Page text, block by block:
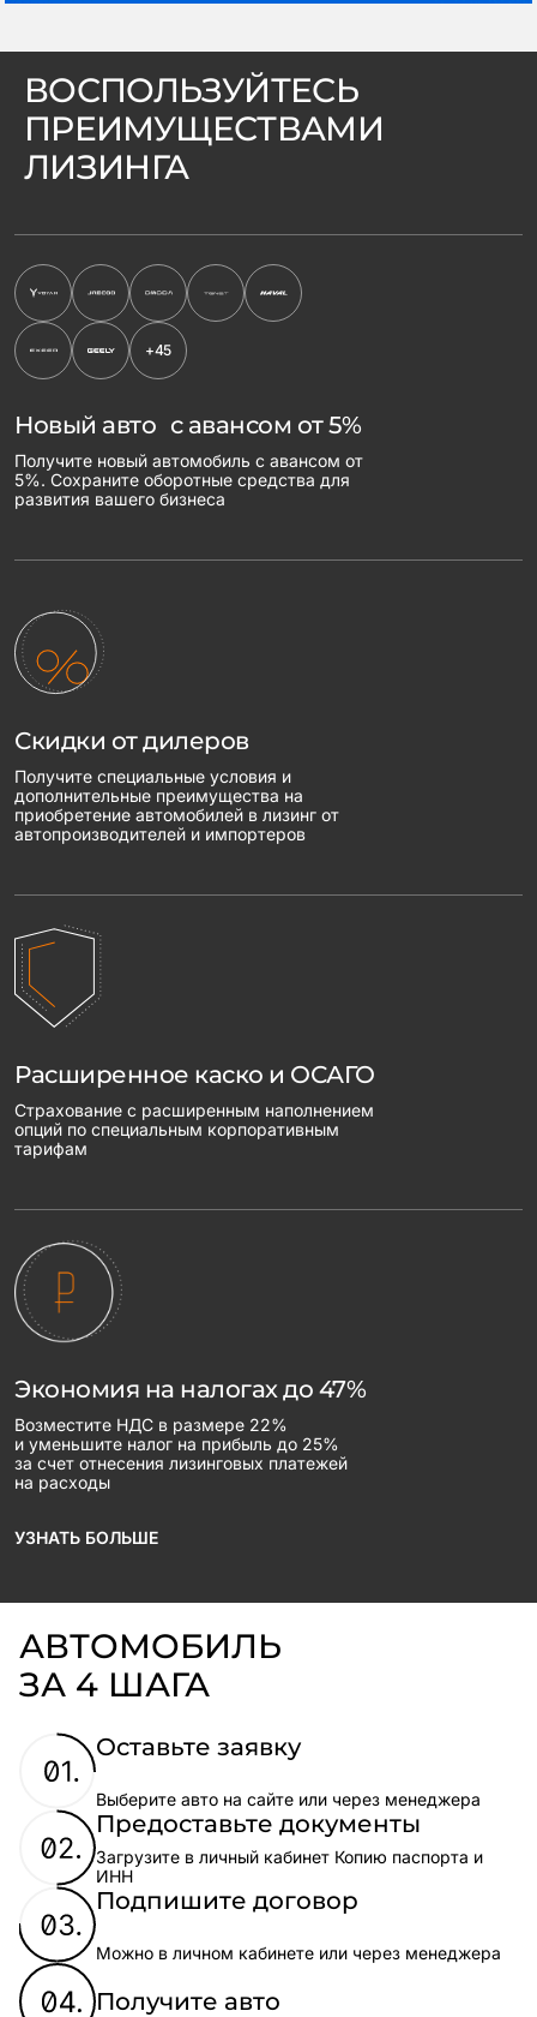
ВОСПОЛЬЗУЙТЕСЬ
ПРЕИМУЩЕСТВАМИ
ЛИЗИНГА
+45
Новый авто с авансом от 5%
Получите новый автомобиль с авансом от
5%. Сохраните оборотные средства для
развития вашего бизнеса
Скидки от дилеров
Получите специальные условия и
дополнительные преимущества на
приобретение автомобилей в лизинг от
автопроизводителей и импортеров
Расширенное каско и ОСАГО
Страхование с расширенным наполнением
опций по специальным корпоративным
тарифам
Экономия на налогах до 47%
Возместите НДС в размере 22%
и уменьшите налог на прибыль до 25%
за счет отнесения лизинговых платежей
на расходы
УЗНАТЬ БОЛЬШЕ
АВТОМОБИЛЬ
ЗА 4 ШАГА
Оставьте заявку
Выберите авто на сайте или через менеджера
Предоставьте документы
Загрузите в личный кабинет Копию паспорта и
ИНН
Подпишите договор
Можно в личном кабинете или через менеджера
Получите авто